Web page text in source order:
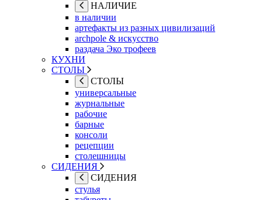
НАЛИЧИЕ
в наличии
артефакты из разных цивилизаций
archpole & искусство
раздача Эко трофеев
КУХНИ
СТОЛЫ
СТОЛЫ
универсальные
журнальные
рабочие
барные
консоли
рецепции
столешницы
СИДЕНИЯ
СИДЕНИЯ
стулья